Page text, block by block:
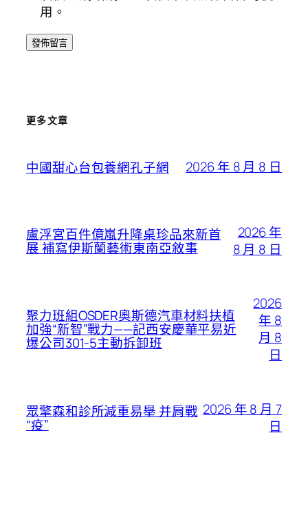
用。
更多文章
中國甜心台包養網孔子網 2026 年 8 月 8 日
盧浮宮百件億嵐升降桌珍品來新首
展 補寫伊斯蘭藝術東南亞敘事
2026 年
8 月 8 日
聚力班組OSDER奧斯德汽車材料扶植
加強“新智”戰力——記西安慶華平易近
爆公司301-5主動拆卸班
2026
年 8
月 8
日
眾擎森和診所減重易舉 并肩戰
“疫”
2026 年 8 月 7
日